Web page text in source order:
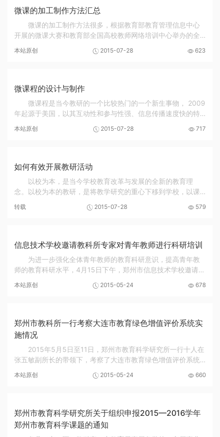
微课的加工制作方法汇总
微课的加工制作方法很多，根据教育部教育管理信息中心
开展的微课大赛和教育部全国高校教师网络培训中心举办的全
方法： -现有的课例加工（视频的转录、切片、...
本站原创 2015-07-28 623
微课程的设计与制作
微课程是当今教研的一个比较热门的一个新生事物， 2009
年起源于美国，以其互动性和参与性强、信息传播速度快的特
生率先提出来的，他认为微课程是以教学视频...
本站原创 2015-07-28 717
如何有效开展教研活动
以校为本，是当今学校教育改革与发展的全新的教育理
念。以校为本的教研，是将教学研究的重心下移到学校，以课
究的主体，强调理论指导下的实践性研究，既...
转载 2015-07-28 579
信息技术学校邀请教科所专家对青年教师进行科研培训
为进一步强化全体青年教师的教育科研意识，提高青年教
师的教育科研水平，4月15日下午，郑州市信息技术学校邀请郑
举办了教育科研培训，全校30余位青年教...
本站原创 2015-05-24 678
郑州市教科所一行考察大连市教育绿色增值评价系统实
施情况
2015年5月5日至11日，郑州市教育科学研究所一行十人在
张五敏副所长的带领下，考察了大连市教育绿色增值评价系统
有效的教育评价方式找寻理论基础和现实依据。...
本站原创 2015-05-24 660
郑州市教育科学研究所关于组织申报2015—2016学年
郑州市教育科学课题的通知